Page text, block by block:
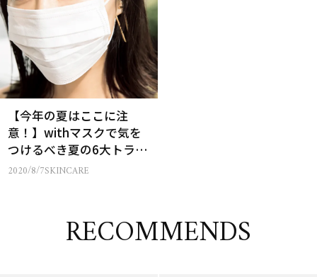
【今年の夏はここに注
意！】withマスクで気を
つけるべき夏の6大トラブ
ル
2020/8/7SKINCARE
RECOMMENDS